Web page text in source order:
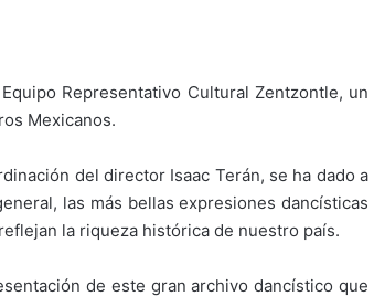
Representativo Cultural Zentzontle, un
Mexicanos.
del director Isaac Terán, se ha dado a
las más bellas expresiones dancísticas
la riqueza histórica de nuestro país.
de este gran archivo dancístico que